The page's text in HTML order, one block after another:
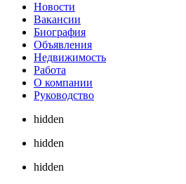
Новости
Вакансии
Биография
Объявления
Недвижимость
Работа
О компании
Руководство
hidden
hidden
hidden